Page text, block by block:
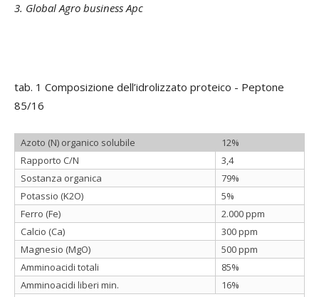
3. Global Agro business Apc
tab. 1 Composizione dell’idrolizzato proteico - Peptone
85/16
Azoto (N) organico solubile
12%
Rapporto C/N
3,4
Sostanza organica
79%
Potassio (K2O)
5%
Ferro (Fe)
2.000 ppm
Calcio (Ca)
300 ppm
Magnesio (MgO)
500 ppm
Amminoacidi totali
85%
Amminoacidi liberi min.
16%